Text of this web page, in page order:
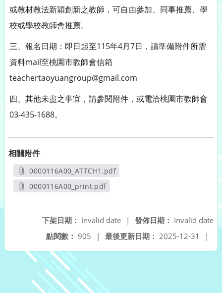
或教材教法新穎創新之教師，可自由參加、同事推薦、學
校或學校教師會推薦。
三、報名日期：即日起至115年4月7日，請準備附件所需
資料mail至桃園市教師會信箱
teachertaoyuangroup@gmail.com
四、其他未盡之事宜，請參閱附件，或電洽桃園市教師會
03-435-1688。
相關附件
0000116A00_ATTCH1.pdf
另開新視窗
0000116A00_print.pdf
發佈日期： Invalid date
下架日期： Invalid date
|
最後更新日期： 2025-12-31 |
點閱數： 905 |